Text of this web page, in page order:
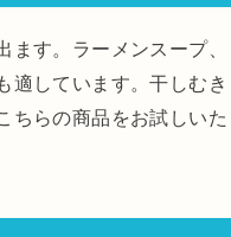
す。ラーメンスープ、
適しています。干しむき
ちらの商品をお試しいた